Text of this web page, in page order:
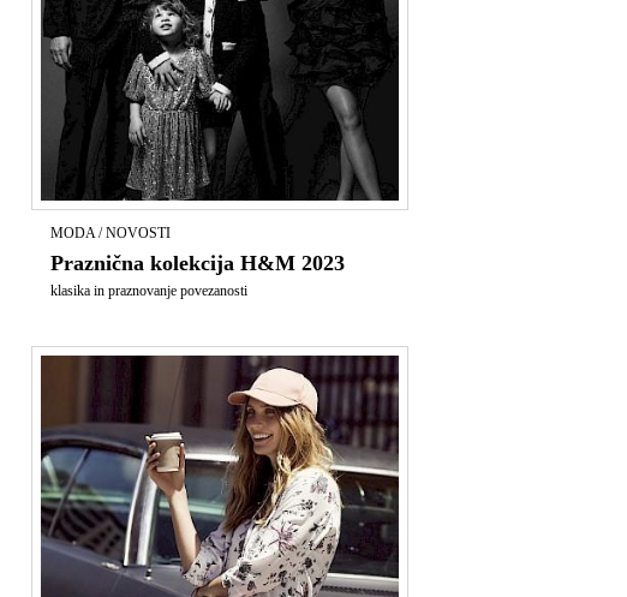
MODA / NOVOSTI
Praznična kolekcija H&M 2023
klasika in praznovanje povezanosti